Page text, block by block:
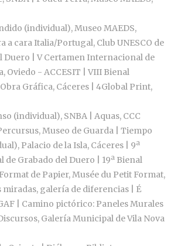
(individual), Museo MAEDS,
a cara Italia/Portugal, Club UNESCO de
Duero | V Certamen Internacional de
Oviedo - ACCESIT | VIII Bienal
Gráfica, Cáceres | 4Global Print,
(individual), SNBA | Aquas, CCC
Museo de Guarda | Tiempo
Palacio de la Isla, Cáceres | 9ª
Grabado del Duero | 19ª Bienal
de Papier, Musée du Petit Format,
galería de diferencias | É
| Camino pictórico: Paneles Murales
Galería Municipal de Vila Nova